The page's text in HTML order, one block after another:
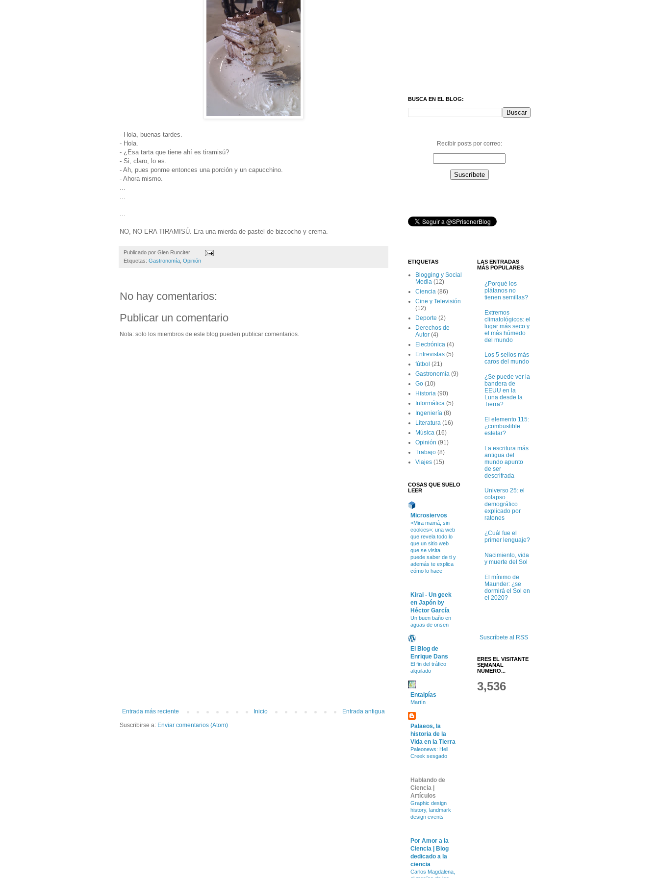
- Hola, buenas tardes.
- Hola.
- ¿Esa tarta que tiene ahí es tiramisú?
- Si, claro, lo es.
- Ah, pues ponme entonces una porción y un capucchino.
- Ahora mismo.
...
...
...
...
NO, NO ERA TIRAMISÚ. Era una mierda de pastel de bizcocho y crema.
Publicado por Glen Runciter
Etiquetas: Gastronomía Opinión
No hay comentarios:
Publicar un comentario
Nota: solo los miembros de este blog pueden publicar comentarios.
Entrada más reciente Entrada antigua
Inicio
Suscribirse a: Enviar comentarios (Atom)
BUSCA EN EL BLOG:
Recibir posts por correo:
ETIQUETAS
Blogging y Social
Media (12)
Ciencia (86)
Cine y Televisión
(12)
Deporte (2)
Derechos de
Autor (4)
Electrónica (4)
Entrevistas (5)
fútbol (21)
Gastronomía (9)
Go (10)
Historia (90)
Informática (5)
Ingeniería (8)
Literatura (16)
Música (16)
Opinión (91)
Trabajo (8)
Viajes (15)
COSAS QUE SUELO
LEER
Microsiervos
«Mira mamá, sin
cookies»: una web
que revela todo lo
que un sitio web
que se visita
puede saber de ti y
además te explica
cómo lo hace
Kirai - Un geek
en Japón by
Héctor García
Un buen baño en
aguas de onsen
El Blog de
Enrique Dans
El fin del tráfico
alquilado
Entalpías
Martín
Palaeos, la
historia de la
Vida en la Tierra
Paleonews: Hell
Creek sesgado
Hablando de
Ciencia |
Artículos
Graphic design
history, landmark
design events
Por Amor a la
Ciencia | Blog
dedicado a la
ciencia
Carlos Magdalena,
LAS ENTRADAS
MÁS POPULARES
¿Porqué los
plátanos no
tienen semillas?
Extremos
climatológicos: el
lugar más seco y
el más húmedo
del mundo
Los 5 sellos más
caros del mundo
¿Se puede ver la
bandera de
EEUU en la
Luna desde la
Tierra?
El elemento 115:
¿combustible
estelar?
La escritura más
antigua del
mundo apunto
de ser
descrifrada
Universo 25: el
colapso
demográfico
explicado por
ratones
¿Cuál fue el
primer lenguaje?
Nacimiento, vida
y muerte del Sol
El mínimo de
Maunder: ¿se
dormirá el Sol en
el 2020?
Suscríbete al RSS
ERES EL VISITANTE
SEMANAL
NÚMERO...
3,536